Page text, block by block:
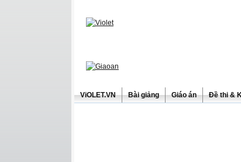
ViOLET.VN Bài giảng Giáo án Đề thi &